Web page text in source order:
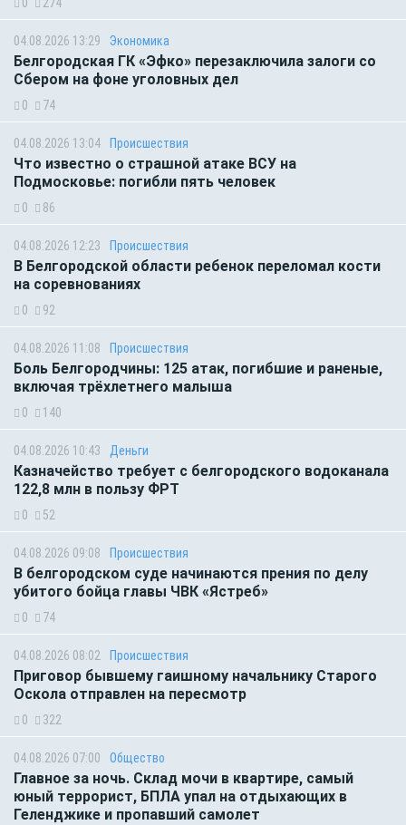
04.08.2026 13:29 Экономика
Белгородская ГК «Эфко» перезаключила залоги со
Сбером на фоне уголовных дел
0 74
04.08.2026 13:04 Происшествия
Что известно о страшной атаке ВСУ на
Подмосковье: погибли пять человек
0 86
04.08.2026 12:23 Происшествия
В Белгородской области ребенок переломал кости
на соревнованиях
0 92
04.08.2026 11:08 Происшествия
Боль Белгородчины: 125 атак, погибшие и раненые,
включая трёхлетнего малыша
0 140
04.08.2026 10:43 Деньги
Казначейство требует с белгородского водоканала
122,8 млн в пользу ФРТ
0 52
04.08.2026 09:08 Происшествия
В белгородском суде начинаются прения по делу
убитого бойца главы ЧВК «Ястреб»
0 74
04.08.2026 08:02 Происшествия
Приговор бывшему гаишному начальнику Старого
Оскола отправлен на пересмотр
0 322
04.08.2026 07:00 Общество
Главное за ночь. Склад мочи в квартире, самый
юный террорист, БПЛА упал на отдыхающих в
Геленджике и пропавший самолет